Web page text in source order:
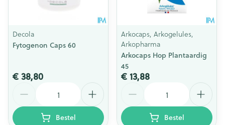
Decola
Fytogenon Caps 60
€ 38,80
Bestel
Arkocaps, Arkogelules,
Arkopharma
Arkocaps Hop Plantaardig
45
€ 13,88
Bestel